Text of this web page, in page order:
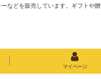
などを販売しています。ギフトや贈
マイページ